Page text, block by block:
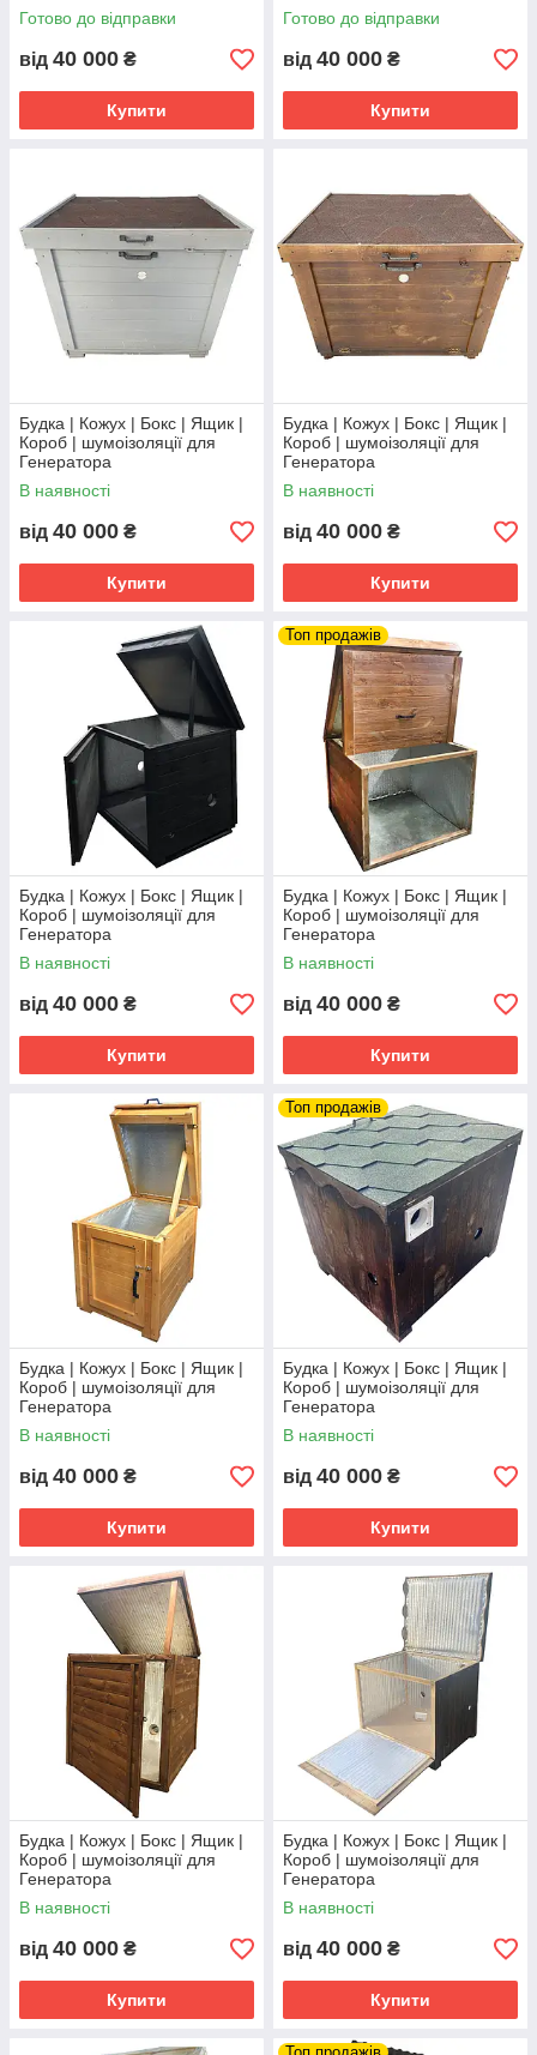
Готово до відправки
від 40 000 ₴
Купити
Готово до відправки
від 40 000 ₴
Купити
Будка | Кожух | Бокс | Ящик |
Короб | шумоізоляції для
Генератора
В наявності
від 40 000 ₴
Купити
Будка | Кожух | Бокс | Ящик |
Короб | шумоізоляції для
Генератора
В наявності
від 40 000 ₴
Купити
Будка | Кожух | Бокс | Ящик |
Короб | шумоізоляції для
Генератора
В наявності
від 40 000 ₴
Купити
Топ продажів
Будка | Кожух | Бокс | Ящик |
Короб | шумоізоляції для
Генератора
В наявності
від 40 000 ₴
Купити
Будка | Кожух | Бокс | Ящик |
Короб | шумоізоляції для
Генератора
В наявності
від 40 000 ₴
Купити
Топ продажів
Будка | Кожух | Бокс | Ящик |
Короб | шумоізоляції для
Генератора
В наявності
від 40 000 ₴
Купити
Будка | Кожух | Бокс | Ящик |
Короб | шумоізоляції для
Генератора
В наявності
від 40 000 ₴
Купити
Будка | Кожух | Бокс | Ящик |
Короб | шумоізоляції для
Генератора
В наявності
від 40 000 ₴
Купити